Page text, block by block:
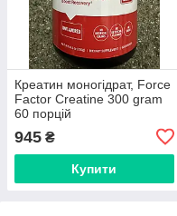
Креатин моногідрат, Force
Factor Creatine 300 gram
60 порцій
945 ₴
Купити